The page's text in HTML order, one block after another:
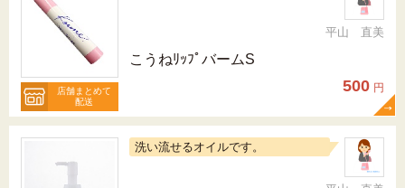
店舗まとめて
配送
平山 直美
こうねﾘｯﾌﾟバームS
500 円
洗い流せるオイルです。